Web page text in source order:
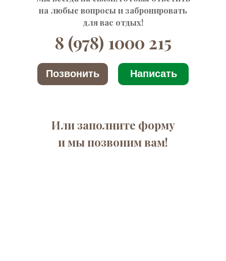
Или заполните форму
и мы позвоним вам!
на любые вопросы и забронировать
для вас отдых!
Позвонить Написать
8 (978) 1000 215